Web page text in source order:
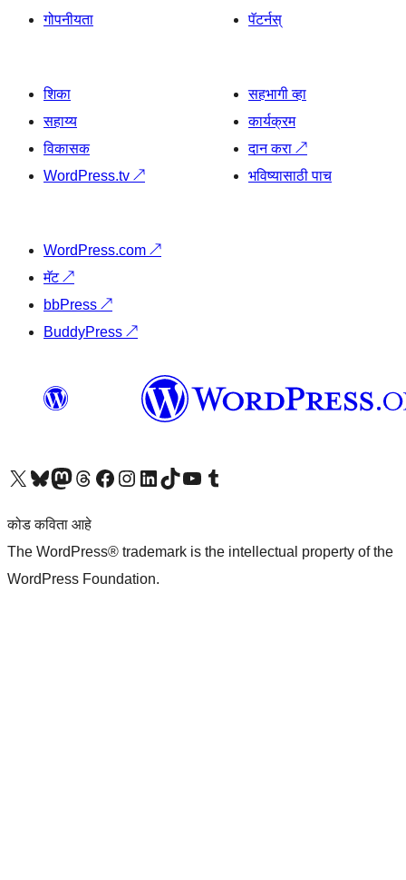
गोपनीयता
पॅटर्नस्
शिका
सहाय्य
विकासक
WordPress.tv ↗
सहभागी व्हा
कार्यक्रम
दान करा ↗
भविष्यासाठी पाच
WordPress.com ↗
मॅट↗
bbPress ↗
BuddyPress ↗
आमच्या X (एक्स) (पूर्वीचे ट्विटर) खात्याला भेट द्या आमच्या ब्लूस्की खात्याला भेट द्या.आमच्या Mastodon खात्याला भेट द्या.आमच्या थ्रेड्स खात्याला भेट द्या. आमच्या फेसबुक पेजला भेट द्या आमच्या इंस्टाग्राम खात्याला भेट द्या आमच्या लिंक्डइन खात्याला भेट द्या आमच्या टिकटॉक अकाउंटला भेट द्या.आमच्या यूट्यूब चॅनेलला भेट द्या आमच्या टंबलर खात्याला भेट द्या.
कोड कविता आहे
The WordPress® trademark is the intellectual property of the
WordPress Foundation.